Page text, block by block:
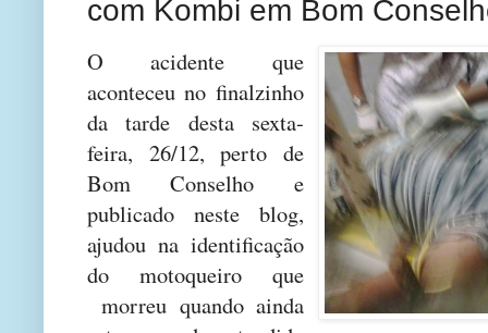
com Kombi em Bom
O acidente que
aconteceu no finalzinho
da tarde desta sexta-
feira, 26/12, perto de
Bom Conselho e
publicado neste blog,
ajudou na identificação
do motoqueiro que
morreu quando ainda